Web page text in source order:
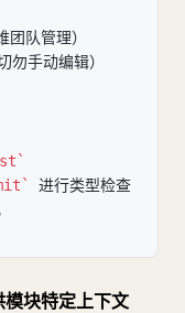
团队管理）
勿手动编辑）
进行类型检查
块特定上下文